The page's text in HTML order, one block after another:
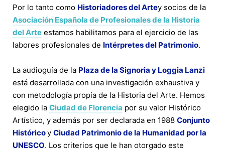
Por lo tanto como Historiadores del Artey socios de la
Asociación Española de Profesionales de la Historia
del Arte estamos habilitamos para el ejercicio de las
labores profesionales de Intérpretes del Patrimonio.
La audioguía de la Plaza de la Signoria y Loggia Lanzi
está desarrollada con una investigación exhaustiva y
con metodología propia de la Historia del Arte. Hemos
elegido la Ciudad de Florencia por su valor Histórico
Artístico, y además por ser declarada en 1988 Conjunto
Históricoy Ciudad Patrimonio de la Humanidad por la
UNESCO. Los criterios que le han otorgado este